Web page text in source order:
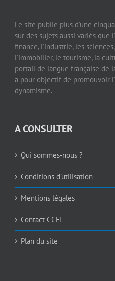
Le site publie plus d’une
sur des sujets aussi variés que
finance, l’industrie, les
l’immobilier, le tourisme, la
portail de langue française de
a pour objectif de promouvoir
dynamisme.
A CONSULTER
Qui sommes-nous ?
Conditions d’utilisation
Mentions légales
Contact CCFI
Plan du site